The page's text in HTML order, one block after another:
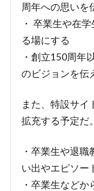
周年への思いを
・ 卒業生や在
る場にする
・創立150周年
のビジョンを伝
また、特設サイ
拡充する予定だ。
・卒業生や退
い出やエピソー
・卒業生など